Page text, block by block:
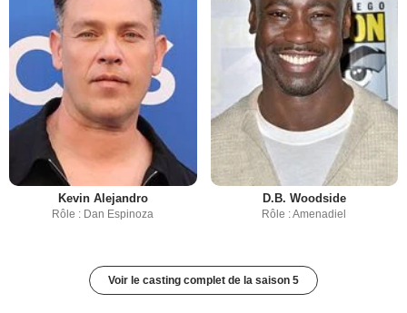
Kevin Alejandro
Rôle : Dan Espinoza
D.B. Woodside
Rôle : Amenadiel
Voir le casting complet de la saison 5